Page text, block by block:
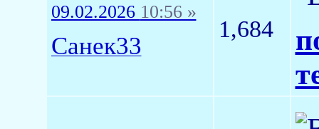
09.02.2026 10:56 »
Санек33
1,684